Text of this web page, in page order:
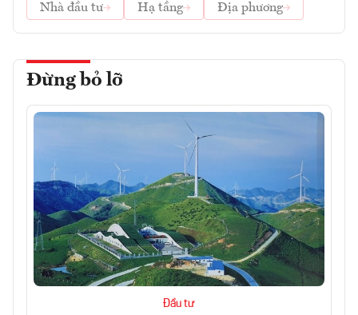
Nhà đầu tư
Hạ tầng Địa phương
Đừng bỏ lỡ
Đầu tư